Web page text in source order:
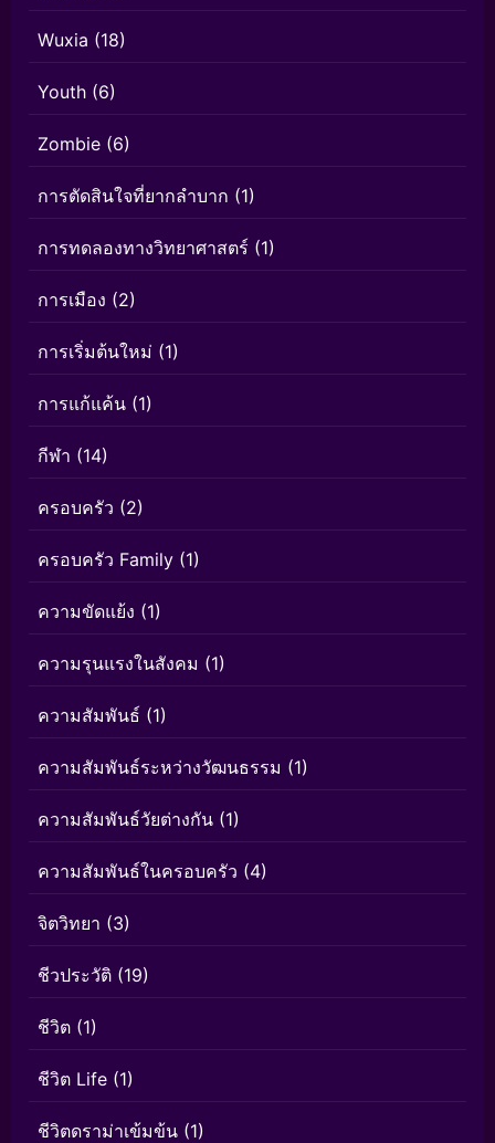
Wuxia (18)
Youth (6)
Zombie (6)
การตัดสินใจที่ยากลำบาก (1)
การทดลองทางวิทยาศาสตร์ (1)
การเมือง (2)
การเริ่มต้นใหม่ (1)
การแก้แค้น (1)
กีฬา (14)
ครอบครัว (2)
ครอบครัว Family (1)
ความขัดแย้ง (1)
ความรุนแรงในสังคม (1)
ความสัมพันธ์ (1)
ความสัมพันธ์ระหว่างวัฒนธรรม (1)
ความสัมพันธ์วัยต่างกัน (1)
ความสัมพันธ์ในครอบครัว (4)
จิตวิทยา (3)
ชีวประวัติ (19)
ชีวิต (1)
ชีวิต Life (1)
ชีวิตดราม่าเข้มข้น (1)